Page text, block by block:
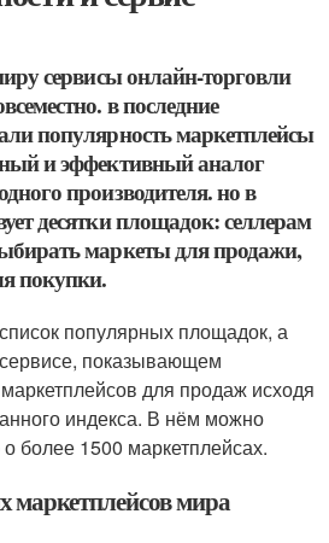
сервисы онлайн-торговли
в последние
популярность маркетплейсы
и эффективный аналог
производителя. но в
десятки площадок: селлерам
маркеты для продажи,
покупки.
популярных площадок, а
показывающем
для продаж исходя
индекса. В нём можно
более 1500 маркетплейсах.
мира